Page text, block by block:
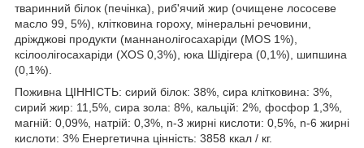
тваринний білок (печінка), риб'ячий жир (очищене лососеве
масло 99, 5%), клітковина гороху, мінеральні речовини,
дріжджові продукти (маннанолігосахаріди (МОЅ 1%),
ксілоолігосахаріди (XOS 0,3%), юка Шідігера (0,1%), шипшина
(0,1%).
Поживна ЦІННІСТЬ: сирий білок: 38%, сира клітковина: 3%,
сирий жир: 11,5%, сира зола: 8%, кальцій: 2%, фосфор 1,3%,
магній: 0,09%, натрій: 0,3%, n-3 жирні кислоти: 0,5%, n-6 жирні
кислоти: 3% Енергетична цінність: 3858 ккал / кг.